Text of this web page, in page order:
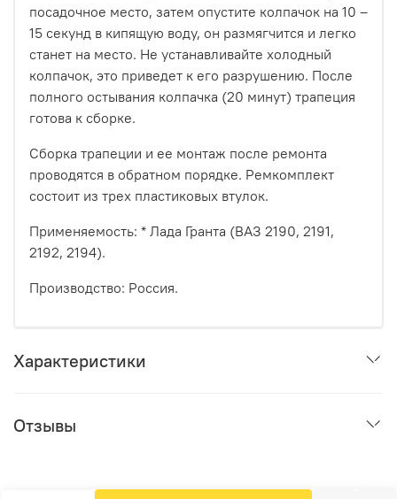
посадочное место, затем опустите колпачок на 10 –
15 секунд в кипящую воду, он размягчится и легко
станет на место. Не устанавливайте холодный
колпачок, это приведет к его разрушению. После
полного остывания колпачка (20 минут) трапеция
готова к сборке.
Сборка трапеции и ее монтаж после ремонта
проводятся в обратном порядке. Ремкомплект
состоит из трех пластиковых втулок.
Применяемость: * Лада Гранта (ВАЗ 2190, 2191,
2192, 2194).
Производство: Россия.
Характеристики
Отзывы